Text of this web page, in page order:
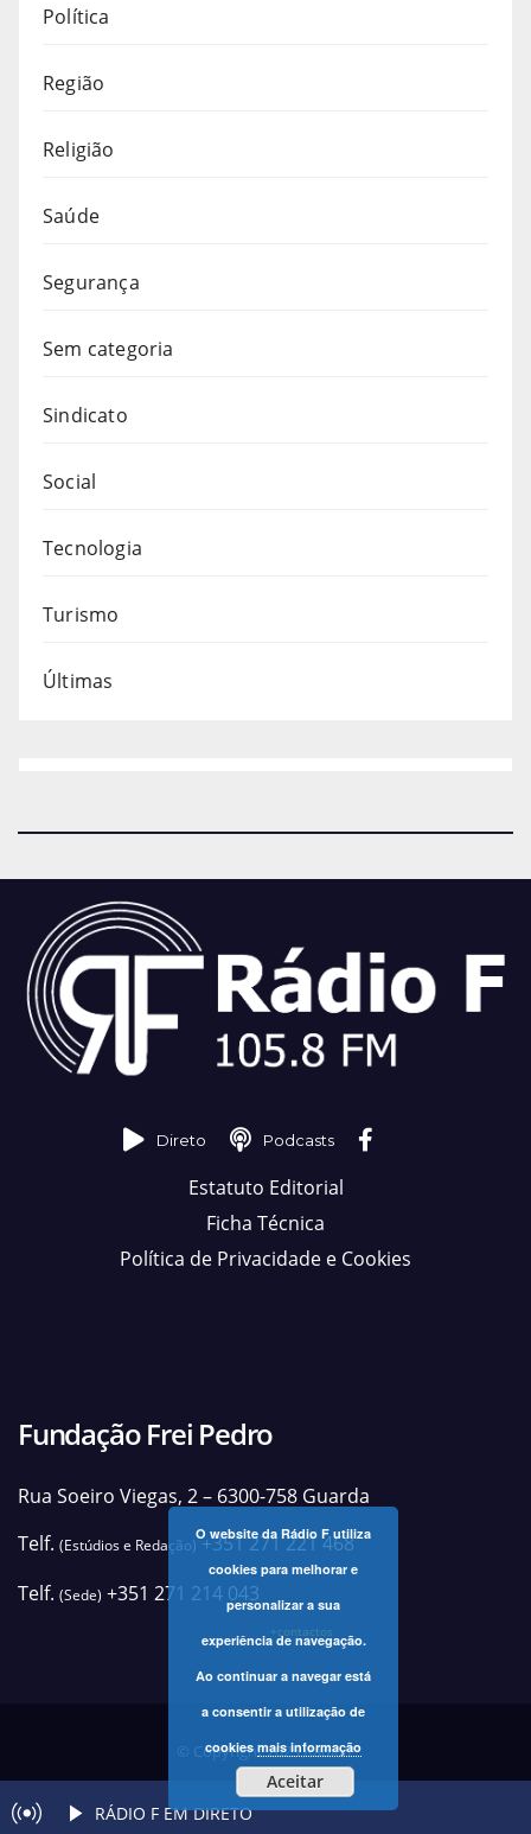
Política
Região
Religião
Saúde
Segurança
Sem categoria
Sindicato
Social
Tecnologia
Turismo
Últimas
Direto Podcasts
Estatuto Editorial
Ficha Técnica
Política de Privacidade e Cookies
Fundação Frei Pedro
Rua Soeiro Viegas, 2 – 6300-758 Guarda
Telf. (Estúdios e Redação)+351 271 221 468
Telf. (Sede) +351 271 214 043
+contactos
© Copyright 2025 Rádio F
O website da Rádio F utiliza
cookies para melhorar e
personalizar a sua
experiência de navegação.
Ao continuar a navegar está
a consentir a utilização de
cookiesmais informação
Aceitar
RÁDIO F EM DIRETO